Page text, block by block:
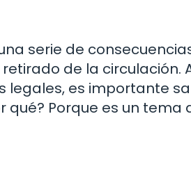
serie de
de la circulación.
legales, es importante
qué? Porque es un tema